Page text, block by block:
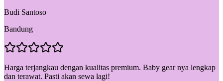
Budi Santoso
Bandung
Harga terjangkau dengan kualitas premium. Baby gear nya lengkap
dan terawat. Pasti akan sewa lagi!